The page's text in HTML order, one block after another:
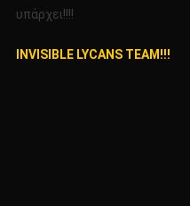
υπάρχει!!!!
INVISIBLE LYCANS TEAM!!!